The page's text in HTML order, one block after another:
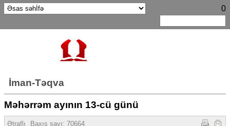
0
İman-Təqva
Məhərrəm ayının 13-cü günü
Ətraflı Baxış sayı: 70664